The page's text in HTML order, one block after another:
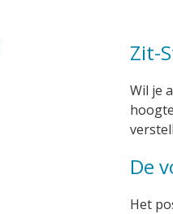
Zit-
Wil je
De
Het